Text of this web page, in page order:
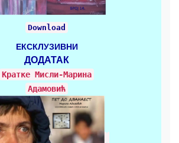
Download
ЕКСКЛУЗИВНИ
ДОДАТАК
Кратке Mисли-Марина
Адамовић